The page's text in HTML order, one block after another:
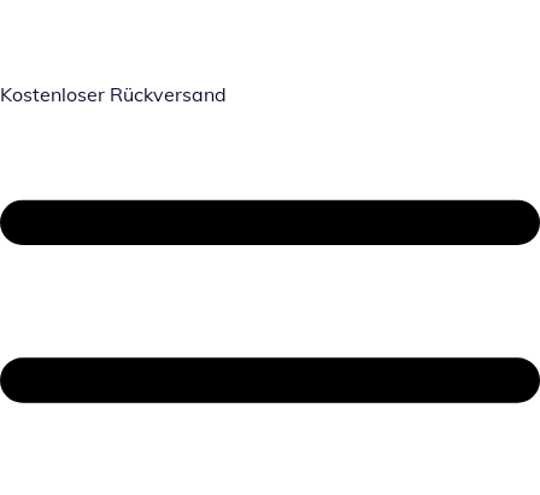
Kostenloser Rückversand